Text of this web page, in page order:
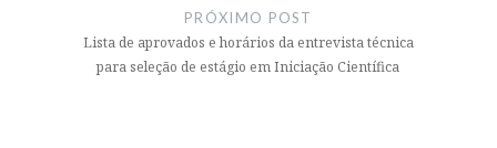
PRÓXIMO POST
Lista de aprovados e horários da entrevista técnica
para seleção de estágio em Iniciação Científica